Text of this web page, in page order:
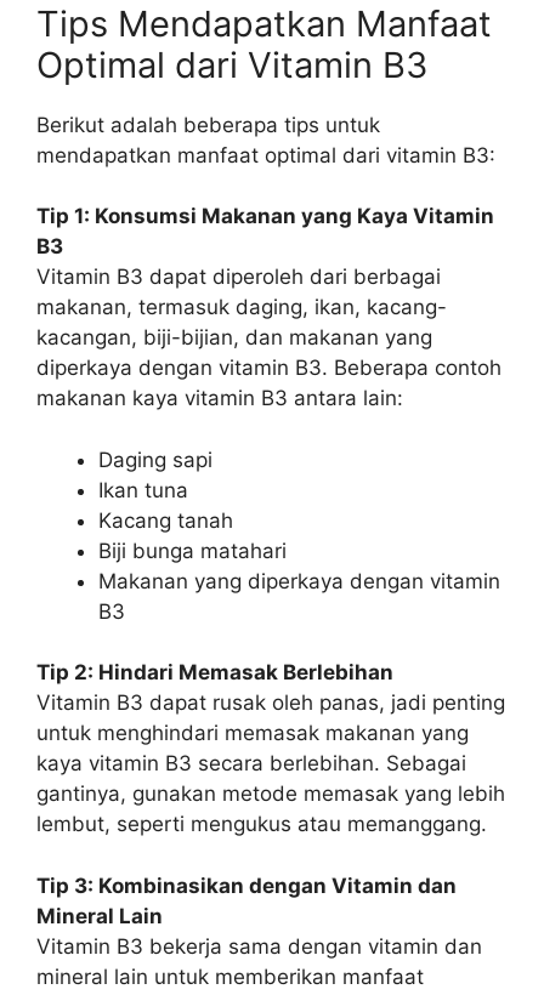
Tips Mendapatkan Manfaat
Optimal dari Vitamin B3
Berikut adalah beberapa tips untuk
mendapatkan manfaat optimal dari vitamin B3:
Tip 1: Konsumsi Makanan yang Kaya Vitamin
B3
Vitamin B3 dapat diperoleh dari berbagai
makanan, termasuk daging, ikan, kacang-
kacangan, biji-bijian, dan makanan yang
diperkaya dengan vitamin B3. Beberapa contoh
makanan kaya vitamin B3 antara lain:
Daging sapi
Ikan tuna
Kacang tanah
Biji bunga matahari
Makanan yang diperkaya dengan vitamin
B3
Tip 2: Hindari Memasak Berlebihan
Vitamin B3 dapat rusak oleh panas, jadi penting
untuk menghindari memasak makanan yang
kaya vitamin B3 secara berlebihan. Sebagai
gantinya, gunakan metode memasak yang lebih
lembut, seperti mengukus atau memanggang.
Tip 3: Kombinasikan dengan Vitamin dan
Mineral Lain
Vitamin B3 bekerja sama dengan vitamin dan
mineral lain untuk memberikan manfaat